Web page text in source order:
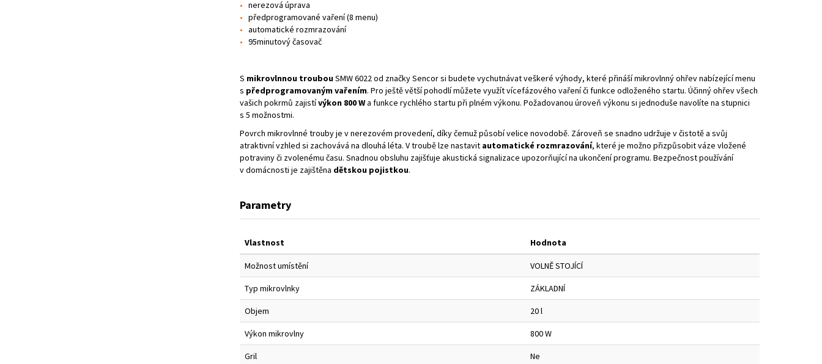
nerezová úprava
předprogramované vaření (8 menu)
automatické rozmrazování
95minutový časovač
S mikrovlnnou troubouSMW 6022 od značky Sencor si budete vychutnávat veškeré výhody, které přináší mikrovlnný ohřev nabízející menu
s předprogramovaným vařením. Pro ještě větší pohodlí můžete využít vícefázového vaření či funkce odloženého startu. Účinný ohřev všech
vašich pokrmů zajistívýkon 800 Wa funkce rychlého startu při plném výkonu. Požadovanou úroveň výkonu si jednoduše navolíte na stupnici
s 5 možnostmi.
Povrch mikrovlnné trouby je v nerezovém provedení, díky čemuž působí velice novodobě. Zároveň se snadno udržuje v čistotě a svůj
atraktivní vzhled si zachovává na dlouhá léta. V troubě lze nastavit automatické rozmrazování, které je možno přizpůsobit váze vložené
potraviny či zvolenému času. Snadnou obsluhu zajišťuje akustická signalizace upozorňující na ukončení programu. Bezpečnost používání
v domácnosti je zajištěna dětskou pojistkou.
Parametry
Vlastnost Hodnota
Možnost umístění VOLNĚ STOJÍCÍ
Typ mikrovlnky ZÁKLADNÍ
Objem 20 l
Výkon mikrovlny 800 W
Gril Ne